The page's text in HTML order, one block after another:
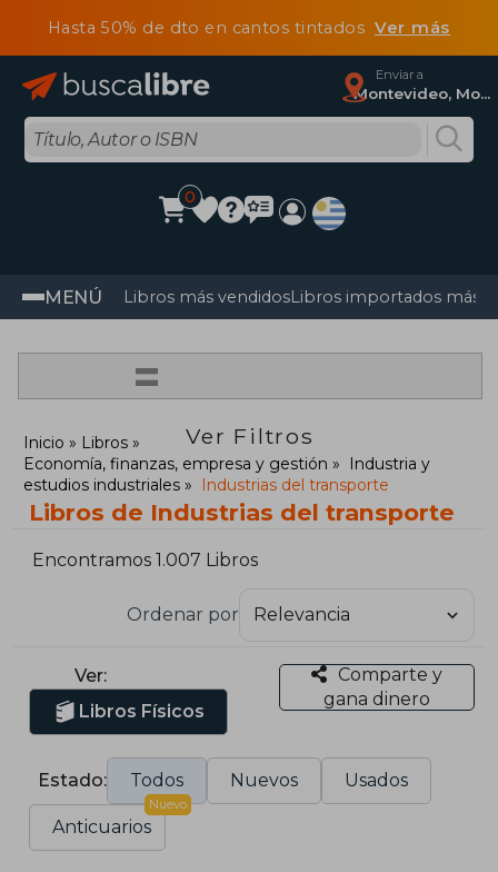
Hasta 50% de dto en cantos tintadosVer más
Enviar a
Montevideo, Montevideo
0
MENÚ Libros más vendidosLibros importados más
=
Ver Filtros
Inicio
Libros
Economía, finanzas, empresa y gestión
Industria y
estudios industriales
Industrias del transporte
Libros de Industrias del transporte
Encontramos 1.007 Libros
Ordenar por
Ver:
Libros Físicos
Comparte y
gana dinero
Estado: Todos Nuevos Usados
Anticuarios
Nuevo